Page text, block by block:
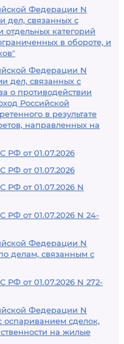
Федерации N
дел, связанных с
отдельных категорий
в обороте, и
Федерации N
дел, связанных с
о противодействии
Российской
в результате
направленных на
РФ от 01.07.2026
РФ от 01.07.2026
РФ от 01.07.2026 N
РФ от 01.07.2026 N 24-
Федерации N
делам, связанным с
от 01.07.2026 N 272-
Федерации N
оспариванием сделок,
на жилые